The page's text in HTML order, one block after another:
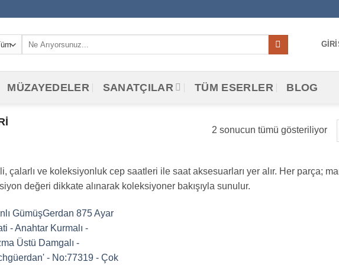
MÜZAYEDELER SANATÇILAR TÜM ESERLER BLOG
2 sonucun tümü gösteriliyor
ve koleksiyonluk cep saatleri ile saat aksesuarları yer alır. Her parça;
değeri dikkate alınarak koleksiyoner bakışıyla sunulur.